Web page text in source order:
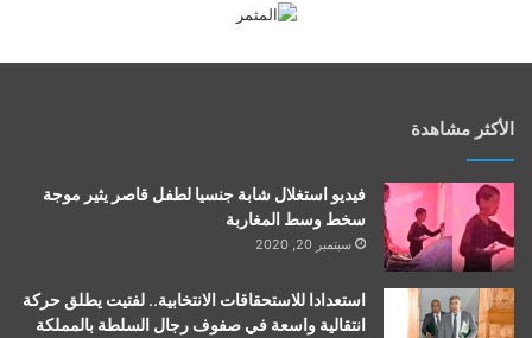
الأكثر مشاهدة
فيديو استغلال شابة جنسيا لطفل قاصر يثير موجة
سخط وسط المغاربة
سبتمبر 20, 2020
استعدادا للاستحقاقات الانتخابية.. لفتيت يطلق حركة
انتقالية واسعة في صفوف رجال السلطة بالمملكة